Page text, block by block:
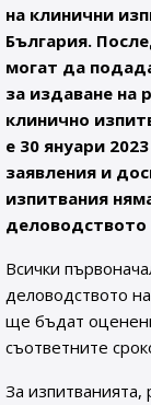
на клинични
България.
могат да
за издаване на
клинично
е 30 януари
заявления и
изпитвания
деловодството
Всички
деловодството
ще бъдат
съответните
За